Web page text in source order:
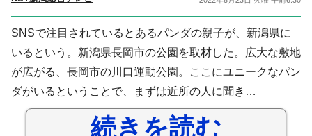
SNSで注目されているとあるパンダの親子が、新潟県に
いるという。新潟県長岡市の公園を取材した。広大な敷地
が広がる、長岡市の川口運動公園。ここにユニークなパン
ダがいるということで、まずは近所の人に聞き…
続きを読む